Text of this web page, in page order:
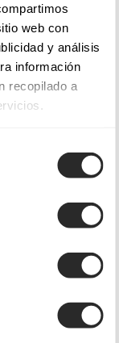
web con
y análisis
información
recopilado a